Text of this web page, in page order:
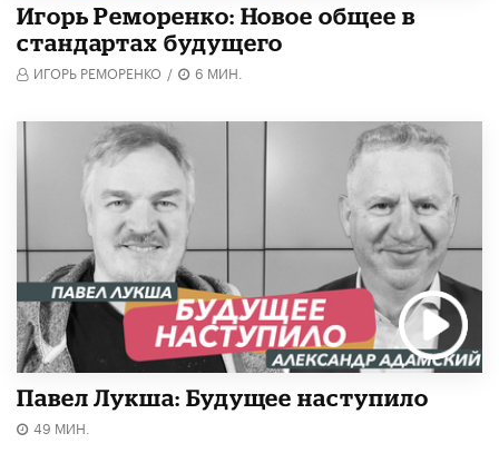
Игорь Реморенко: Новое общее в
стандартах будущего
ИГОРЬ РЕМОРЕНКО / 6 МИН.
Павел Лукша: Будущее наступило
49 МИН.